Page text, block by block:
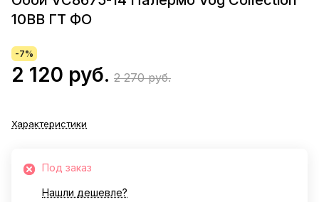
10ВВ ГТ ФО
-7%
2 120 руб. 2 270 руб.
Характеристики
Под заказ
Нашли дешевле?